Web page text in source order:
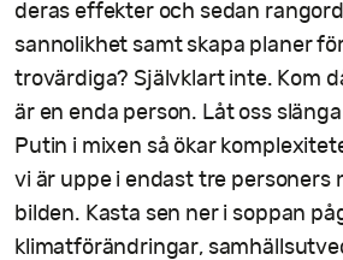
deras effekter och sedan
sannolikhet samt skapa planer
trovärdiga? Självklart inte. Kom
är en enda person. Låt oss
Putin i mixen så ökar
vi är uppe i endast tre personers
bilden. Kasta sen ner i soppan
klimatförändringar,